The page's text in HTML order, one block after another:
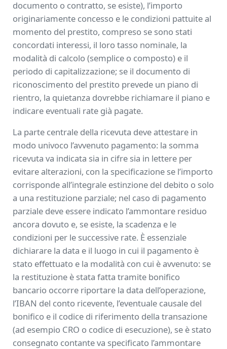
documento o contratto, se esiste), l’importo
originariamente concesso e le condizioni pattuite al
momento del prestito, compreso se sono stati
concordati interessi, il loro tasso nominale, la
modalità di calcolo (semplice o composto) e il
periodo di capitalizzazione; se il documento di
riconoscimento del prestito prevede un piano di
rientro, la quietanza dovrebbe richiamare il piano e
indicare eventuali rate già pagate.
La parte centrale della ricevuta deve attestare in
modo univoco l’avvenuto pagamento: la somma
ricevuta va indicata sia in cifre sia in lettere per
evitare alterazioni, con la specificazione se l’importo
corrisponde all’integrale estinzione del debito o solo
a una restituzione parziale; nel caso di pagamento
parziale deve essere indicato l’ammontare residuo
ancora dovuto e, se esiste, la scadenza e le
condizioni per le successive rate. È essenziale
dichiarare la data e il luogo in cui il pagamento è
stato effettuato e la modalità con cui è avvenuto: se
la restituzione è stata fatta tramite bonifico
bancario occorre riportare la data dell’operazione,
l’IBAN del conto ricevente, l’eventuale causale del
bonifico e il codice di riferimento della transazione
(ad esempio CRO o codice di esecuzione), se è stato
consegnato contante va specificato l’ammontare